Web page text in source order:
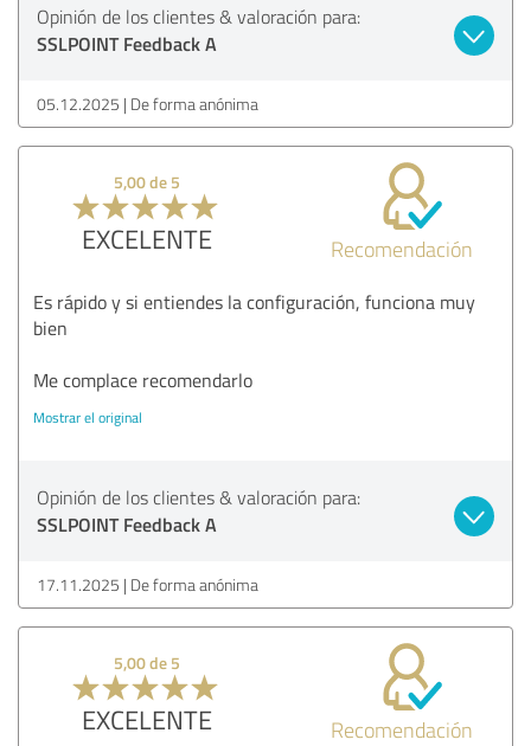
Opinión de los clientes & valoración para:
SSLPOINT Feedback A
05.12.2025 De forma anónima
5,00 de 5
EXCELENTE Recomendación
Es rápido y si entiendes la configuración, funciona muy
bien
Me complace recomendarlo
Mostrar el original
Opinión de los clientes & valoración para:
SSLPOINT Feedback A
17.11.2025 De forma anónima
5,00 de 5
EXCELENTE Recomendación